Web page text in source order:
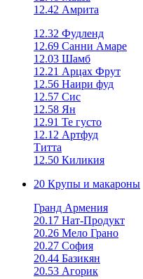
12.42 Амрита
12.32 Фудленд
12.69 Санни Амаре
12.03 Шамб
12.21 Арцах Фрут
12.56 Наири фуд
12.57 Сис
12.58 Ян
12.91 Те густо
12.12 Артфуд
Титта
12.50 Киликия
20 Крупы и макароны
Гранд Армения
20.17 Нат-Продукт
20.26 Мело Грано
20.27 София
20.44 Базикян
20.53 Агорик